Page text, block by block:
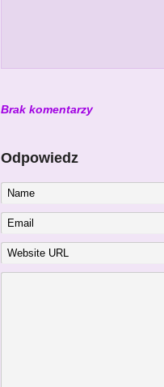
Brak komentarzy
Odpowiedz